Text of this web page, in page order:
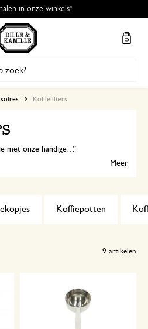
in onze winkels*
Koffiefilters
Kies hier je favoriete keukenhulpje om de lekkerste koffie mee te bereiden.
Meer
Koffiepotten
9 artikelen